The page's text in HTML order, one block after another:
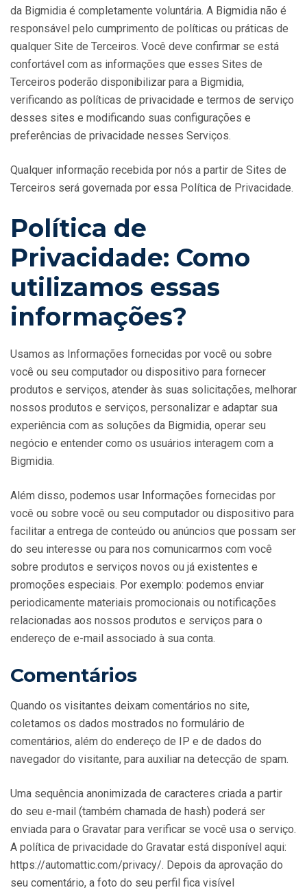
da Bigmidia é completamente voluntária. A Bigmidia não é
responsável pelo cumprimento de políticas ou práticas de
qualquer Site de Terceiros. Você deve confirmar se está
confortável com as informações que esses Sites de
Terceiros poderão disponibilizar para a Bigmidia,
verificando as políticas de privacidade e termos de serviço
desses sites e modificando suas configurações e
preferências de privacidade nesses Serviços.
Qualquer informação recebida por nós a partir de Sites de
Terceiros será governada por essa Política de Privacidade.
Política de
Privacidade: Como
utilizamos essas
informações?
Usamos as Informações fornecidas por você ou sobre
você ou seu computador ou dispositivo para fornecer
produtos e serviços, atender às suas solicitações, melhorar
nossos produtos e serviços, personalizar e adaptar sua
experiência com as soluções da Bigmidia, operar seu
negócio e entender como os usuários interagem com a
Bigmidia.
Além disso, podemos usar Informações fornecidas por
você ou sobre você ou seu computador ou dispositivo para
facilitar a entrega de conteúdo ou anúncios que possam ser
do seu interesse ou para nos comunicarmos com você
sobre produtos e serviços novos ou já existentes e
promoções especiais. Por exemplo: podemos enviar
periodicamente materiais promocionais ou notificações
relacionadas aos nossos produtos e serviços para o
endereço de e-mail associado à sua conta.
Comentários
Quando os visitantes deixam comentários no site,
coletamos os dados mostrados no formulário de
comentários, além do endereço de IP e de dados do
navegador do visitante, para auxiliar na detecção de spam.
Uma sequência anonimizada de caracteres criada a partir
do seu e-mail (também chamada de hash) poderá ser
enviada para o Gravatar para verificar se você usa o serviço.
A política de privacidade do Gravatar está disponível aqui:
https://automattic.com/privacy/. Depois da aprovação do
seu comentário, a foto do seu perfil fica visível